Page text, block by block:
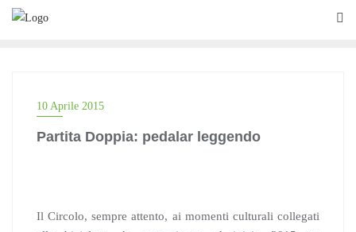
Skip
10 Aprile 2015
Partita Doppia: pedalar leggendo
Il Circolo, sempre attento, ai momenti culturali collegati